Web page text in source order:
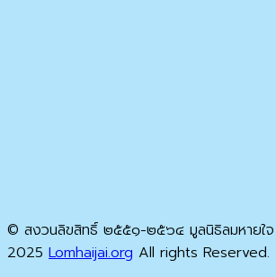
© สงวนลิขสิทธิ์ ๒๕๕๑-๒๕๖๔ มูลนิธิลมหายใ
2025 Lomhaijai.org All rights Reserved.